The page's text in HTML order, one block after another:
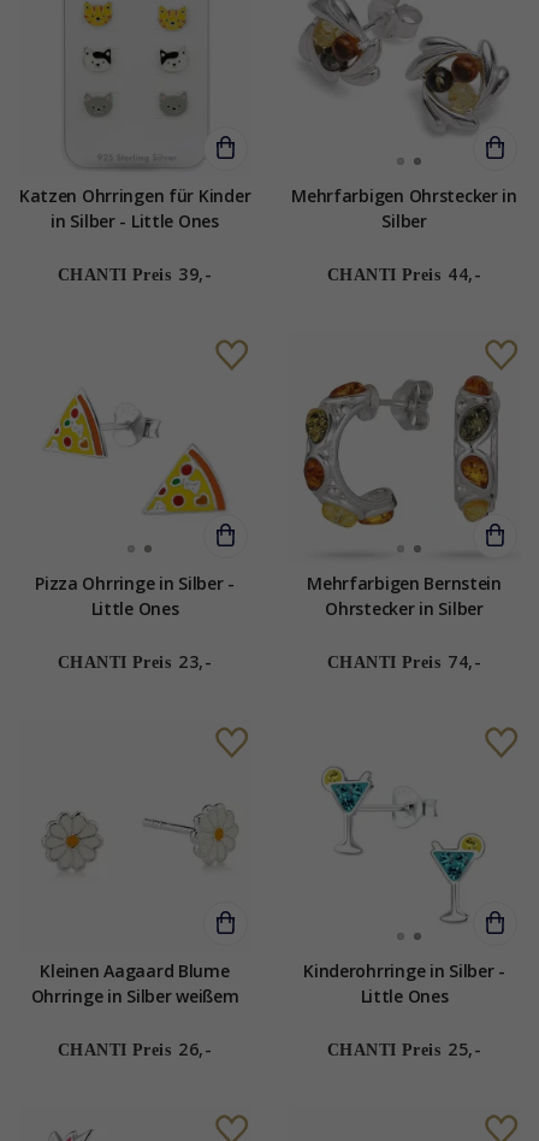
Katzen Ohrringen für Kinder
in Silber - Little Ones
CHANTI Preis 39,-
Mehrfarbigen Ohrstecker in
Silber
CHANTI Preis 44,-
Pizza Ohrringe in Silber -
Little Ones
CHANTI Preis 23,-
Mehrfarbigen Bernstein
Ohrstecker in Silber
CHANTI Preis 74,-
Kleinen Aagaard Blume
Ohrringe in Silber weißem
CHANTI Preis 26,-
Kinderohrringe in Silber -
Little Ones
CHANTI Preis 25,-